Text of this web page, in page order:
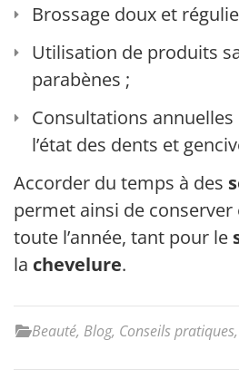
Brossage doux et
Utilisation de produits
parabènes ;
Consultations
l’état des dents et
Accorder du temps à des
permet ainsi de
toute l’année, tant pour le
la chevelure.
Beauté, Blog, Conseils pratiques,